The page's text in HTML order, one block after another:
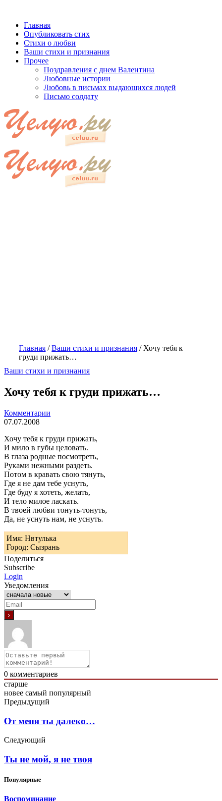
Главная
Опубликовать стих
Стихи о любви
Ваши стихи и признания
Прочее
Поздравления с днем Валентина
Любовные истории
Любовь в письмах выдающихся людей
Письмо солдату
Главная /Ваши стихи и признания / Хочу тебя к
груди прижать…
Ваши стихи и признания
Хочу тебя к груди прижать…
Комментарии
07.07.2008
Хочу тебя к груди прижать,
И мило в губы целовать.
В глаза родные посмотреть,
Руками нежными раздеть.
Потом в кравать свою тянуть,
Где я не дам тебе уснуть,
Где буду я хотеть, желать,
И тело милое ласкать.
В твоей любви тонуть-тонуть,
Да, не уснуть нам, не уснуть.
Имя: Нвтулька
Город: Сызрань
Поделиться
Subscribe
Login
Уведомления
0 комментариев
старше
новее самый популярный
Предыдущий
От меня ты далеко…
Следующий
Ты не мой, я не твоя
Популярные
Воспоминание